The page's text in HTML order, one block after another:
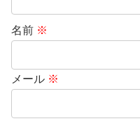
名前 ※
メール ※